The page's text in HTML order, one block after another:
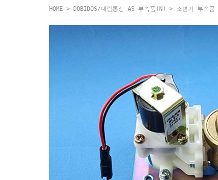
HOME > DOBIDOS/대림통상 AS 부속품(N) > 소변기 부속품